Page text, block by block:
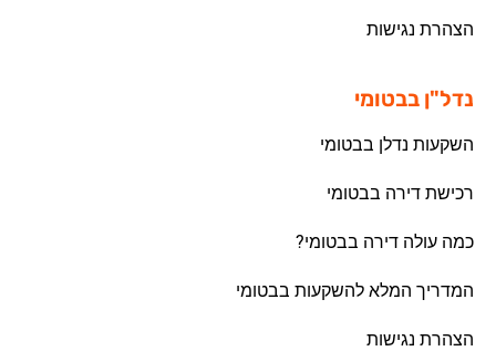
הצהרת נגישות
נדל"ן בבטומי
השקעות נדלן בבטומי
רכישת דירה בבטומי
כמה עולה דירה בבטומי?
המדריך המלא להשקעות בבטומי
הצהרת נגישות